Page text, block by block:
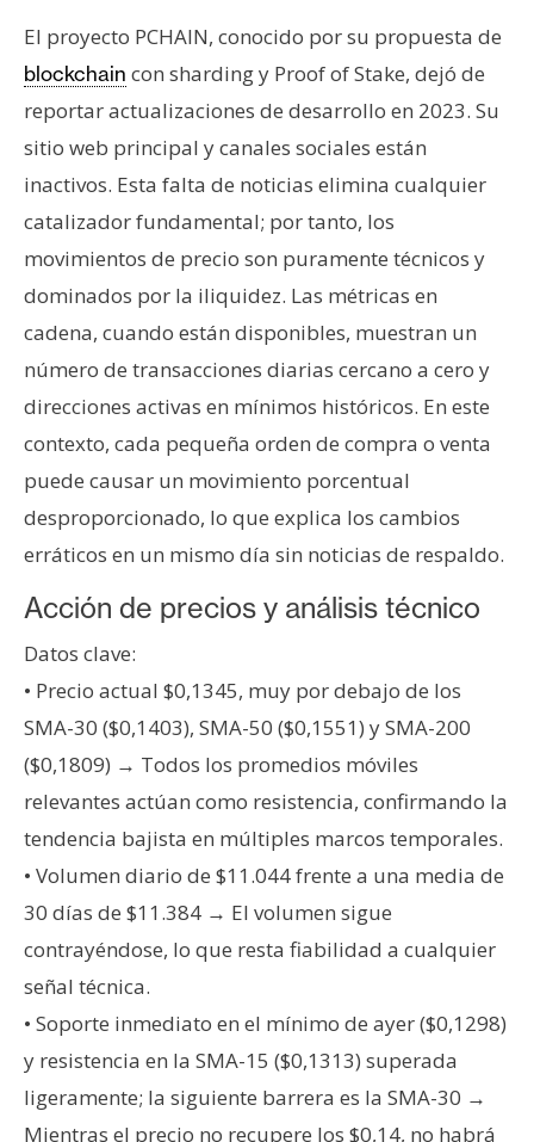
d
El proyecto PCHAIN, conocido por su propuesta de
blockchain con sharding y Proof of Stake, dejó de
reportar actualizaciones de desarrollo en 2023. Su
sitio web principal y canales sociales están
inactivos. Esta falta de noticias elimina cualquier
catalizador fundamental; por tanto, los
movimientos de precio son puramente técnicos y
dominados por la iliquidez. Las métricas en
cadena, cuando están disponibles, muestran un
número de transacciones diarias cercano a cero y
direcciones activas en mínimos históricos. En este
contexto, cada pequeña orden de compra o venta
puede causar un movimiento porcentual
desproporcionado, lo que explica los cambios
erráticos en un mismo día sin noticias de respaldo.
Acción de precios y análisis técnico
Datos clave:
• Precio actual $0,1345, muy por debajo de los
SMA-30 ($0,1403), SMA-50 ($0,1551) y SMA-200
($0,1809) → Todos los promedios móviles
relevantes actúan como resistencia, confirmando la
tendencia bajista en múltiples marcos temporales.
• Volumen diario de $11.044 frente a una media de
30 días de $11.384 → El volumen sigue
contrayéndose, lo que resta fiabilidad a cualquier
señal técnica.
• Soporte inmediato en el mínimo de ayer ($0,1298)
y resistencia en la SMA-15 ($0,1313) superada
ligeramente; la siguiente barrera es la SMA-30 →
Mientras el precio no recupere los $0,14, no habrá